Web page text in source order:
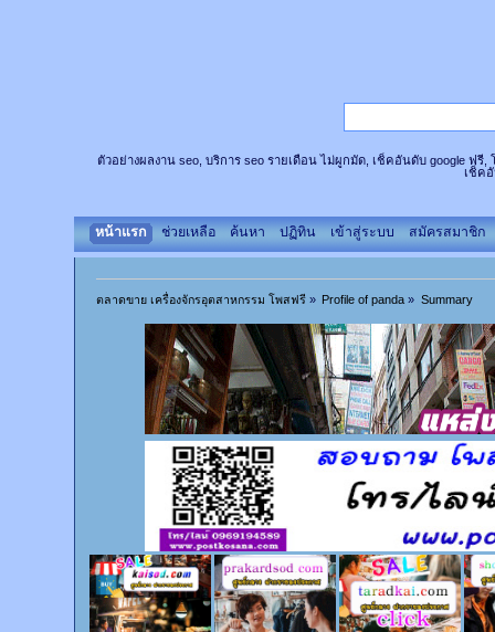
ตัวอย่างผลงาน seo, บริการ seo รายเดือน ไม่ผูกมัด, เช็คอันดับ google ฟรี,
เช็ค
หน้าแรก ช่วยเหลือ ค้นหา ปฏิทิน เข้าสู่ระบบ สมัครสมาชิก
ตลาดขาย เครื่องจักรอุตสาหกรรม โพสฟรี» Profile of panda » Summary